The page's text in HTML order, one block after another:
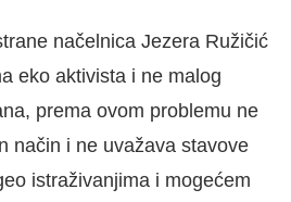
načelnica Jezera Ružičić
eko aktivista i ne malog
prema ovom problemu ne
način i ne uvažava stavove
istraživanjima i mogećem